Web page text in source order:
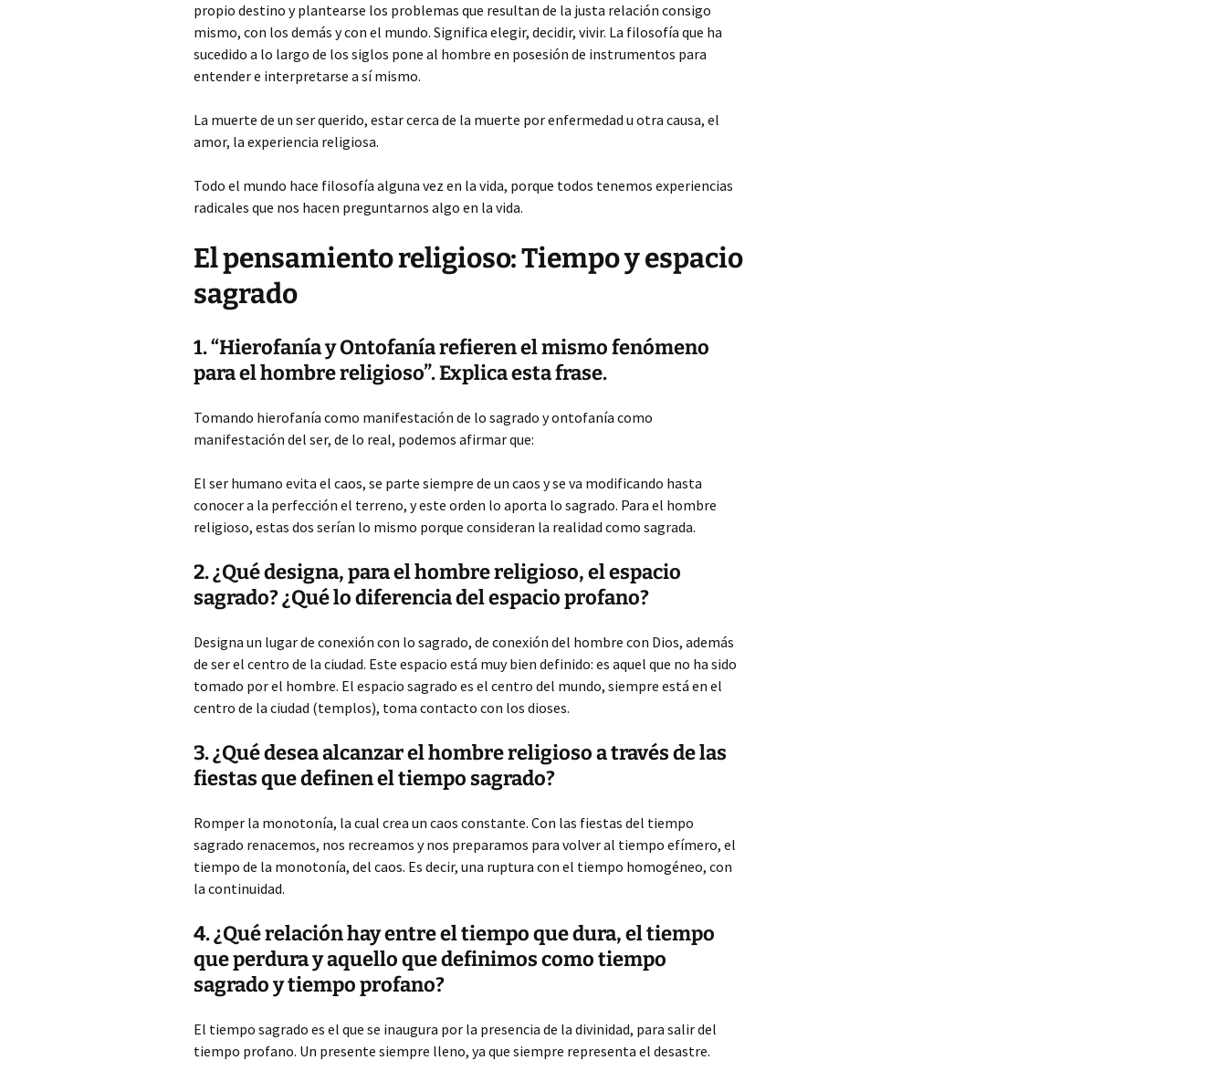
propio destino y plantearse los problemas que resultan de la justa relación consigo
mismo, con los demás y con el mundo. Significa elegir, decidir, vivir. La filosofía que ha
sucedido a lo largo de los siglos pone al hombre en posesión de instrumentos para
entender e interpretarse a sí mismo.
La muerte de un ser querido, estar cerca de la muerte por enfermedad u otra causa, el
amor, la experiencia religiosa.
Todo el mundo hace filosofía alguna vez en la vida, porque todos tenemos experiencias
radicales que nos hacen preguntarnos algo en la vida.
El pensamiento religioso: Tiempo y espacio
sagrado
1. “Hierofanía y Ontofanía refieren el mismo fenómeno
para el hombre religioso”. Explica esta frase.
Tomando hierofanía como manifestación de lo sagrado y ontofanía como
manifestación del ser, de lo real, podemos afirmar que:
El ser humano evita el caos, se parte siempre de un caos y se va modificando hasta
conocer a la perfección el terreno, y este orden lo aporta lo sagrado. Para el hombre
religioso, estas dos serían lo mismo porque consideran la realidad como sagrada.
2. ¿Qué designa, para el hombre religioso, el espacio
sagrado? ¿Qué lo diferencia del espacio profano?
Designa un lugar de conexión con lo sagrado, de conexión del hombre con Dios, además
de ser el centro de la ciudad. Este espacio está muy bien definido: es aquel que no ha sido
tomado por el hombre. El espacio sagrado es el centro del mundo, siempre está en el
centro de la ciudad (templos), toma contacto con los dioses.
3. ¿Qué desea alcanzar el hombre religioso a través de las
fiestas que definen el tiempo sagrado?
Romper la monotonía, la cual crea un caos constante. Con las fiestas del tiempo
sagrado renacemos, nos recreamos y nos preparamos para volver al tiempo efímero, el
tiempo de la monotonía, del caos. Es decir, una ruptura con el tiempo homogéneo, con
la continuidad.
4. ¿Qué relación hay entre el tiempo que dura, el tiempo
que perdura y aquello que definimos como tiempo
sagrado y tiempo profano?
El tiempo sagrado es el que se inaugura por la presencia de la divinidad, para salir del
tiempo profano. Un presente siempre lleno, ya que siempre representa el desastre.